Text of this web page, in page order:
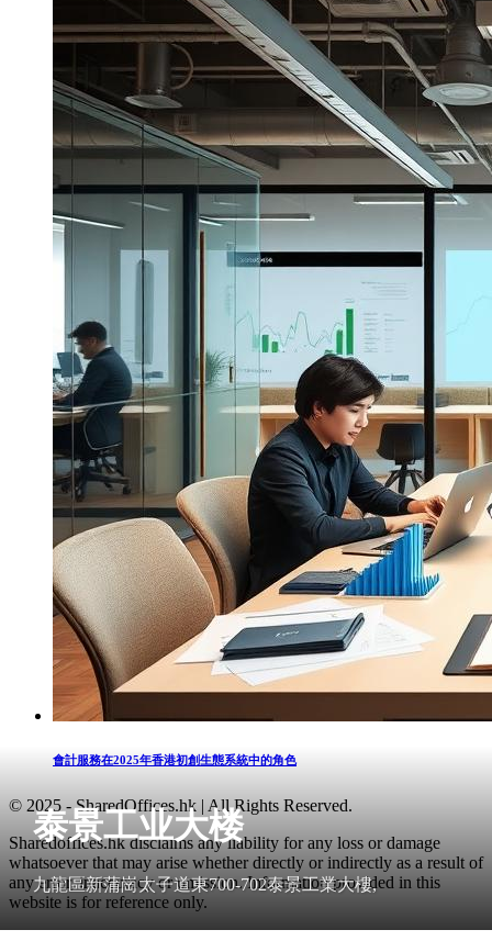
泰景工业大楼
九龍區新蒲崗太子道東700-702泰景工業大樓,
會計服務在2025年香港初創生態系統中的角色
© 2025 - SharedOffices.hk | All Rights Reserved.
Sharedoffices.hk disclaims any liability for any loss or damage
whatsoever that may arise whether directly or indirectly as a result of
any error, inaccuracy or omission. Information provided in this
website is for reference only.